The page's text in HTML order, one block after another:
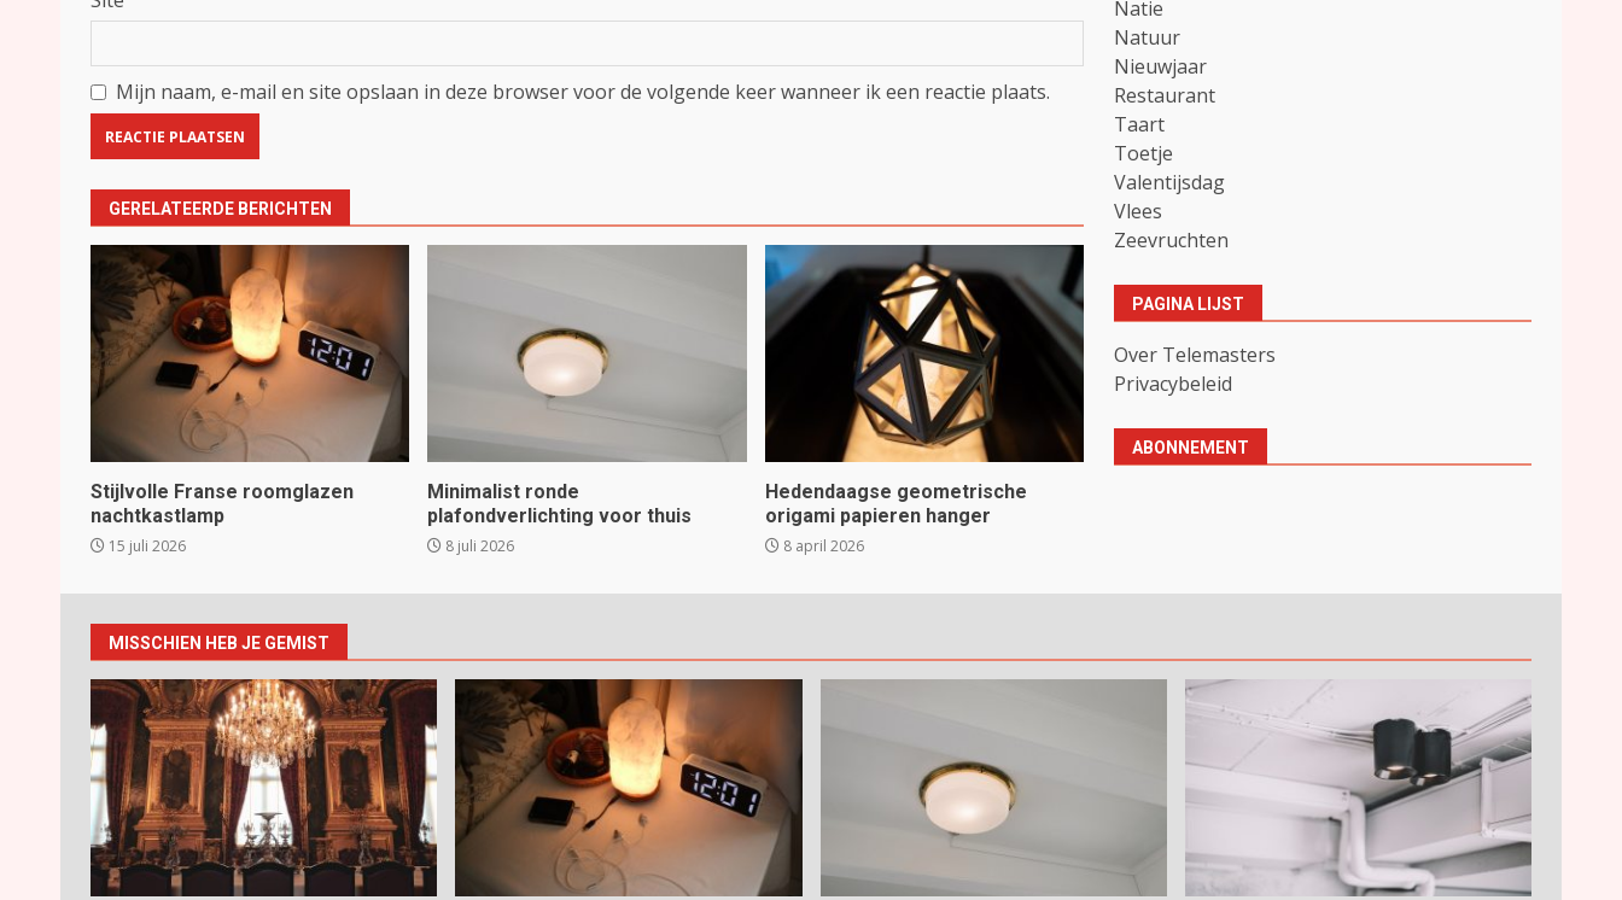
Mijn naam, e-mail en site opslaan in deze browser voor de volgende keer wanneer ik een reactie plaats.
GERELATEERDE BERICHTEN
Stijlvolle Franse roomglazen
nachtkastlamp
15 juli 2026
Minimalist ronde
plafondverlichting voor thuis
8 juli 2026
Hedendaagse geometrische
origami papieren hanger
8 april 2026
Natie
Natuur
Nieuwjaar
Restaurant
Taart
Toetje
Valentijsdag
Vlees
Zeevruchten
PAGINA LIJST
Over Telemasters
Privacybeleid
ABONNEMENT
MISSCHIEN HEB JE GEMIST